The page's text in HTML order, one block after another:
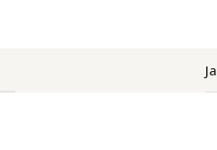
Ja